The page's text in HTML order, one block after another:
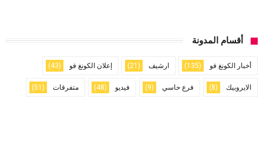
أقسام المدونة
أخبار الكونغ فو (135) ارشيف (21) إعلان الكونغ فو (43)
الايروبيك (8) فرع حاسي (9) فيديو (48) متفرقات (51)